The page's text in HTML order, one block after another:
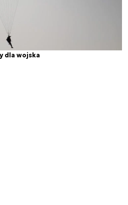
dla wojska